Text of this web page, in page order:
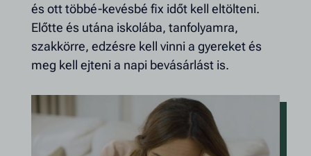
és ott többé-kevésbé fix időt kell eltölteni.
Előtte és utána iskolába, tanfolyamra,
szakkörre, edzésre kell vinni a gyereket és
meg kell ejteni a napi bevásárlást is.